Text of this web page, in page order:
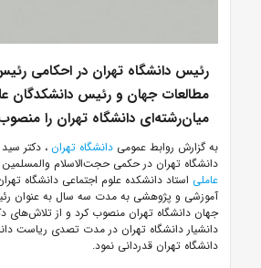
رئیس دانشگاه تهران در احکامی
مطالعات جهان و رئیس دانشکدگان
میان‌رشته‌ای دانشگاه تهران را
به گزارش روابط عمومی دانشگاه تهران ، دکتر
دانشگاه تهران در حکمی حجت‌الاسلام والمسلمین
عاملی استاد دانشکده علوم اجتماعی دانشگاه
آموزشی و پژوهشی به مدت سه سال به عنوان
جهان دانشگاه تهران منصوب کرد و از تلاش‌های
دانشیار دانشگاه تهران در مدت تصدی ریاست
دانشگاه تهران قدردانی نمود.